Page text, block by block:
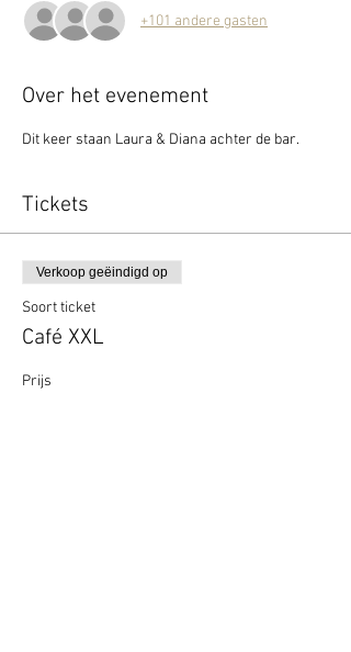
+101 andere gasten
Over het evenement
Dit keer staan Laura & Diana achter de bar.
Tickets
Verkoop geëindigd op
Soort ticket
Café XXL
Prijs